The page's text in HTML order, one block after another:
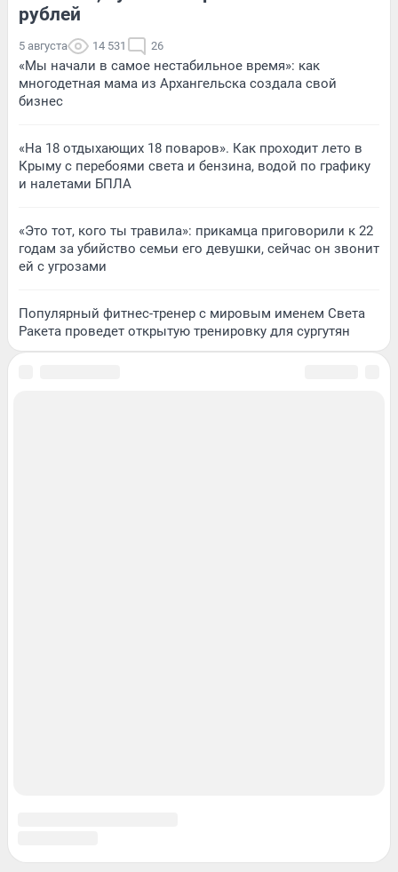
рублей
5 августа 14 531 26
«Мы начали в самое нестабильное время»: как
многодетная мама из Архангельска создала свой
бизнес
«На 18 отдыхающих 18 поваров». Как проходит лето в
Крыму с перебоями света и бензина, водой по графику
и налетами БПЛА
«Это тот, кого ты травила»: прикамца приговорили к 22
годам за убийство семьи его девушки, сейчас он звонит
ей с угрозами
Популярный фитнес-тренер с мировым именем Света
Ракета проведет открытую тренировку для сургутян